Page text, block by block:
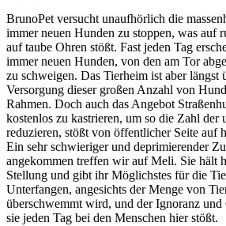
BrunoPet versucht unaufhörlich die
immer neuen Hunden zu stoppen, was auf
auf taube Ohren stößt. Fast jeden Tag
immer neuen Hunden, von den am Tor
zu schweigen. Das Tierheim ist aber längst
Versorgung dieser großen Anzahl von
Rahmen. Doch auch das Angebot
kostenlos zu kastrieren, um so die Zahl der
reduzieren, stößt von öffentlicher Seite auf
Ein sehr schwieriger und deprimierender
angekommen treffen wir auf Meli. Sie hält
Stellung und gibt ihr Möglichstes für die
Unterfangen, angesichts der Menge von
überschwemmt wird, und der Ignoranz
sie jeden Tag bei den Menschen hier stößt.